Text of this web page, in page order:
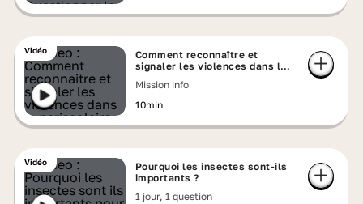
Vidéo
Comment reconnaître et
signaler les violences dans le
Mission info
10min
Vidéo
Pourquoi les insectes sont-ils
importants ?
1 jour, 1 question